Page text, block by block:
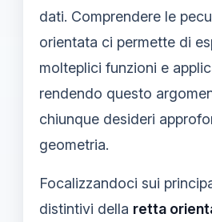
dati. Comprendere le
orientata ci permette di
molteplici funzioni e
rendendo questo
chiunque desideri
geometria.
Focalizzandoci sui
distintivi della retta